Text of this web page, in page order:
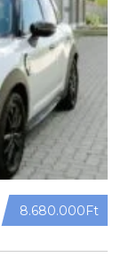
8.680.000Ft